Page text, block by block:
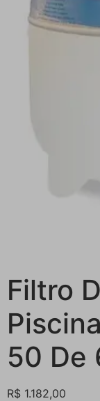
Filtro
50 De
R$ 1.182,00